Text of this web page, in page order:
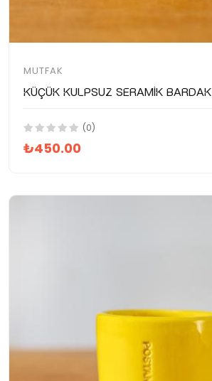
MUTFAK
Küçük Kulpsuz Seramik Bardak
(0)
₺450.00